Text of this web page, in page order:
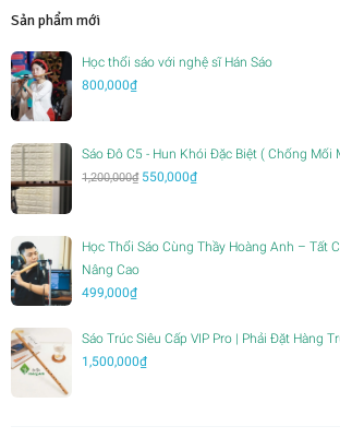
Sản phẩm mới
Học thổi sáo với nghệ sĩ Hán Sáo
800,000₫
Sáo Đô C5 - Hun Khói Đặc Biệt ( Chống Mối
1,200,000₫ Giá
1,200,000₫.
550,000₫Giá
là:
Học Thổi Sáo Cùng Thầy Hoàng Anh – Tất
Nâng Cao
499,000₫
Sáo Trúc Siêu Cấp VIP Pro | Phải Đặt Hàng
1,500,000₫